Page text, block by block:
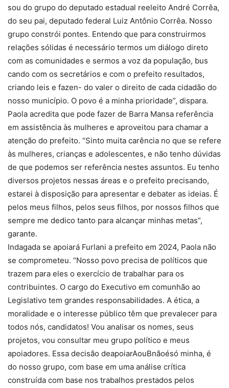
sou do grupo do deputado estadual reeleito André Corrêa,
do seu pai, deputado federal Luiz Antônio Corrêa. Nosso
grupo constrói pontes. Entendo que para construirmos
relações sólidas é necessário termos um diálogo direto
com as comunidades e sermos a voz da população, bus
cando com os secretários e com o prefeito resultados,
criando leis e fazen- do valer o direito de cada cidadão do
nosso município. O povo é a minha prioridade”, dispara.
Paola acredita que pode fazer de Barra Mansa referência
em assistência às mulheres e aproveitou para chamar a
atenção do prefeito. “Sinto muita carência no que se refere
às mulheres, crianças e adolescentes, e não tenho dúvidas
de que podemos ser referência nestes assuntos. Eu tenho
diversos projetos nessas áreas e o prefeito precisando,
estarei à disposição para apresentar e debater as ideias. É
pelos meus filhos, pelos seus filhos, por nossos filhos que
sempre me dedico tanto para alcançar minhas metas”,
garante.
Indagada se apoiará Furlani a prefeito em 2024, Paola não
se comprometeu. “Nosso povo precisa de políticos que
trazem para eles o exercício de trabalhar para os
contribuintes. O cargo do Executivo em comunhão ao
Legislativo tem grandes responsabilidades. A ética, a
moralidade e o interesse público têm que prevalecer para
todos nós, candidatos! Vou analisar os nomes, seus
projetos, vou consultar meu grupo político e meus
apoiadores. Essa decisão deapoiarAouBnãoésó minha, é
do nosso grupo, com base em uma análise crítica
construída com base nos trabalhos prestados pelos